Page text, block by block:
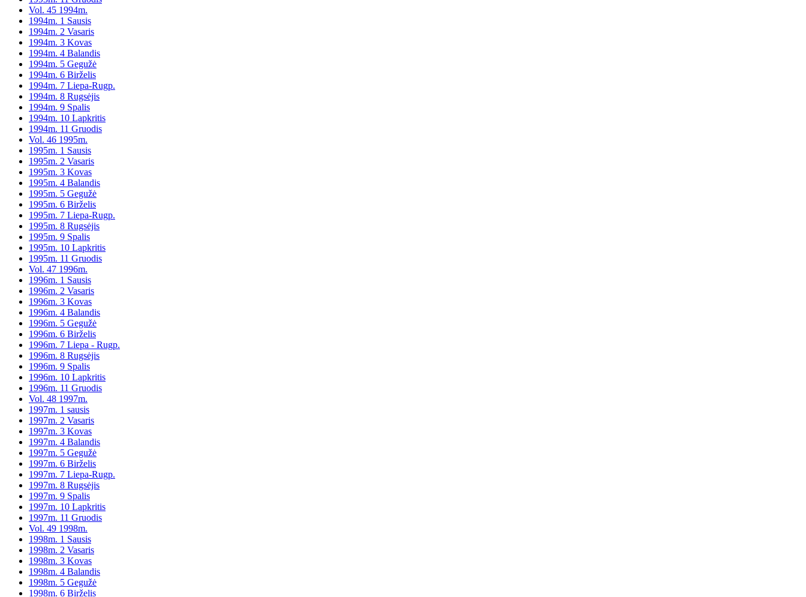
Vol. 45 1994m.
1994m. 1 Sausis
1994m. 2 Vasaris
1994m. 3 Kovas
1994m. 4 Balandis
1994m. 5 Gegužė
1994m. 6 Birželis
1994m. 7 Liepa-Rugp.
1994m. 8 Rugsėjis
1994m. 9 Spalis
1994m. 10 Lapkritis
1994m. 11 Gruodis
Vol. 46 1995m.
1995m. 1 Sausis
1995m. 2 Vasaris
1995m. 3 Kovas
1995m. 4 Balandis
1995m. 5 Gegužė
1995m. 6 Birželis
1995m. 7 Liepa-Rugp.
1995m. 8 Rugsėjis
1995m. 9 Spalis
1995m. 10 Lapkritis
1995m. 11 Gruodis
Vol. 47 1996m.
1996m. 1 Sausis
1996m. 2 Vasaris
1996m. 3 Kovas
1996m. 4 Balandis
1996m. 5 Gegužė
1996m. 6 Birželis
1996m. 7 Liepa - Rugp.
1996m. 8 Rugsėjis
1996m. 9 Spalis
1996m. 10 Lapkritis
1996m. 11 Gruodis
Vol. 48 1997m.
1997m. 1 sausis
1997m. 2 Vasaris
1997m. 3 Kovas
1997m. 4 Balandis
1997m. 5 Gegužė
1997m. 6 Birželis
1997m. 7 Liepa-Rugp.
1997m. 8 Rugsėjis
1997m. 9 Spalis
1997m. 10 Lapkritis
1997m. 11 Gruodis
Vol. 49 1998m.
1998m. 1 Sausis
1998m. 2 Vasaris
1998m. 3 Kovas
1998m. 4 Balandis
1998m. 5 Gegužė
1998m. 6 Birželis